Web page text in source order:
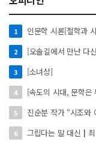
1
2 [오솔길에서 만난 다
3 [소녀상]
4 [속도의 시대, 문학은
5 진순분 작가 “시조와
6 그립다는 말 대신┃